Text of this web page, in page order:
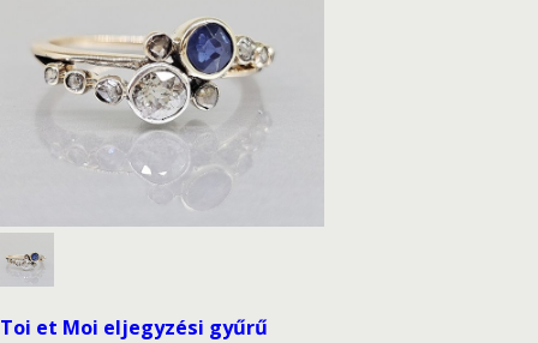
Toi et Moi eljegyzési gyűrű